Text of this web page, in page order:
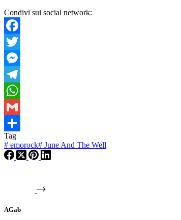
Condivi sui social network:
Facebook
Twitter
Messenger
Telegram
WhatsApp
Gmail
Condividi
Tag
# emorock# June And The Well
AGab